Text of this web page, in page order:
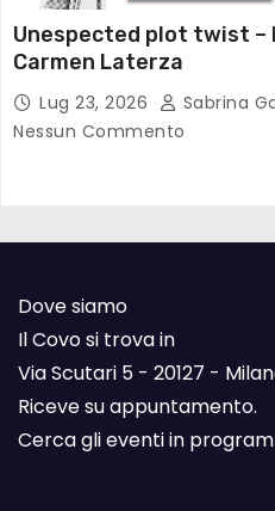
Unespected plot twist –
Carmen Laterza
Lug 23, 2026
Sabrina
Nessun Commento
Dove siamo
Il Covo si trova in
Via Scutari 5 - 20127 -
Riceve su appuntamento.
Cerca gli eventi in